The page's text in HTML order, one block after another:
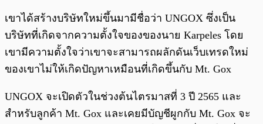
เขาได้สร้างบริษัทใหม่ขึ้นมามีชื่อว่า UNGOX ซึ่งเป็น
บริษัทที่เกิดจากความตั้งใจของของนาย Karpeles โดย
เขามีความตั้งใจว่าเขาจะสามารถผลักดันเว็บเทรดใหม่
ของเขาไม่ให้เกิดปัญหาเหมือนที่เกิดขึ้นกับ Mt. Gox
UNGOX จะเปิดตัวในช่วงต้นไตรมาสที่ 3 ปี 2565 และ
สำหรับลูกค้า Mt. Gox และเคยมีบัญชีผูกกับ Mt. Gox จะ